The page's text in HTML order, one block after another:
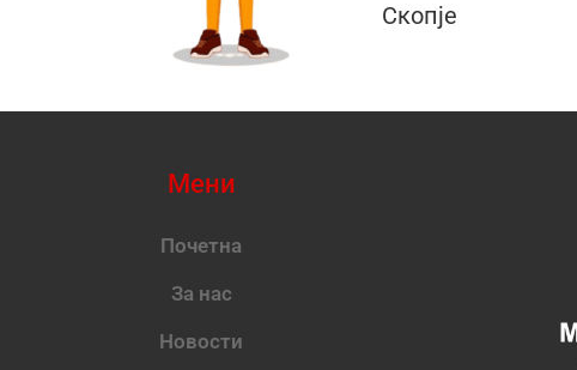
Скопје
Мени
Почетна
За нас
Новости